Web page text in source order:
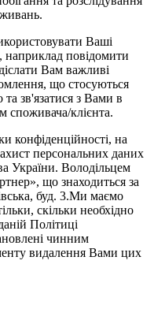
Ваші
наприклад повідомити
Вам важливі
що стосуються
зв'язатися з Вами в
споживача/клієнта.
конфіденційності, на
персональних даних
України. Володільцем
що знаходиться за
буд. 3.Ми маємо
скільки необхідно
Політиці
чинним
видалення Вами цих